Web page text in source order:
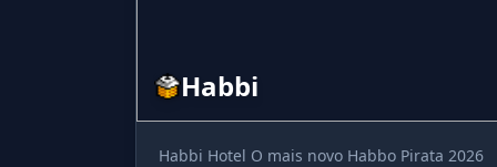
Habbi
Habbi Hotel O mais novo Habbo Pirata 2026